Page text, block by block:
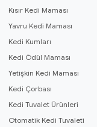
Kısır Kedi Maması
Yavru Kedi Maması
Kedi Kumları
Kedi Ödül Maması
Yetişkin Kedi Maması
Kedi Çorbası
Kedi Tuvalet Ürünleri
Otomatik Kedi Tuvaleti